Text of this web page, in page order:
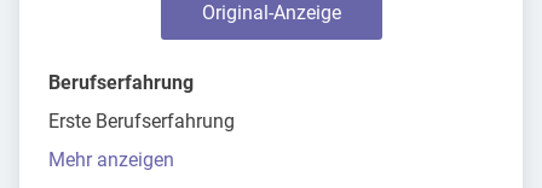
Original-Anzeige
Berufserfahrung
Erste Berufserfahrung
Mehr anzeigen